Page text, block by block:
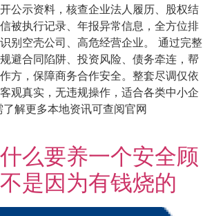
公示资料，核查企业法人履历、股权结
被执行记录、年报异常信息，全方位排
别空壳公司、高危经营企业。 通过完整
避合同陷阱、投资风险、债务牵连，帮
方，保障商务合作安全。整套尽调仅依
观真实，无违规操作，适合各类中小企
解更多本地资讯可查阅官网
么要养一个安全顾
是因为有钱烧的